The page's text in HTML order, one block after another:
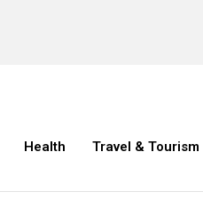
Health Travel & Tourism